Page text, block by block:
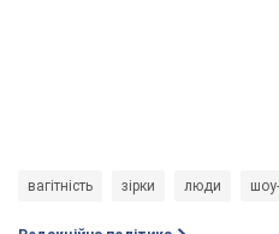
вагітність зірки люди